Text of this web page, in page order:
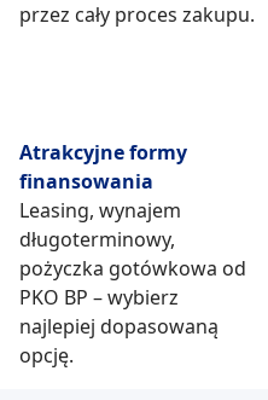
przez cały proces zakupu.
Atrakcyjne formy
finansowania
Leasing, wynajem
długoterminowy,
pożyczka gotówkowa od
PKO BP – wybierz
najlepiej dopasowaną
opcję.